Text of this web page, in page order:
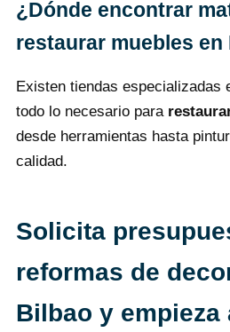
¿Dónde encontrar
restaurar muebles en
Existen tiendas especializadas
todo lo necesario para
desde herramientas hasta
calidad.
Solicita
reformas de
Bilbao y empieza